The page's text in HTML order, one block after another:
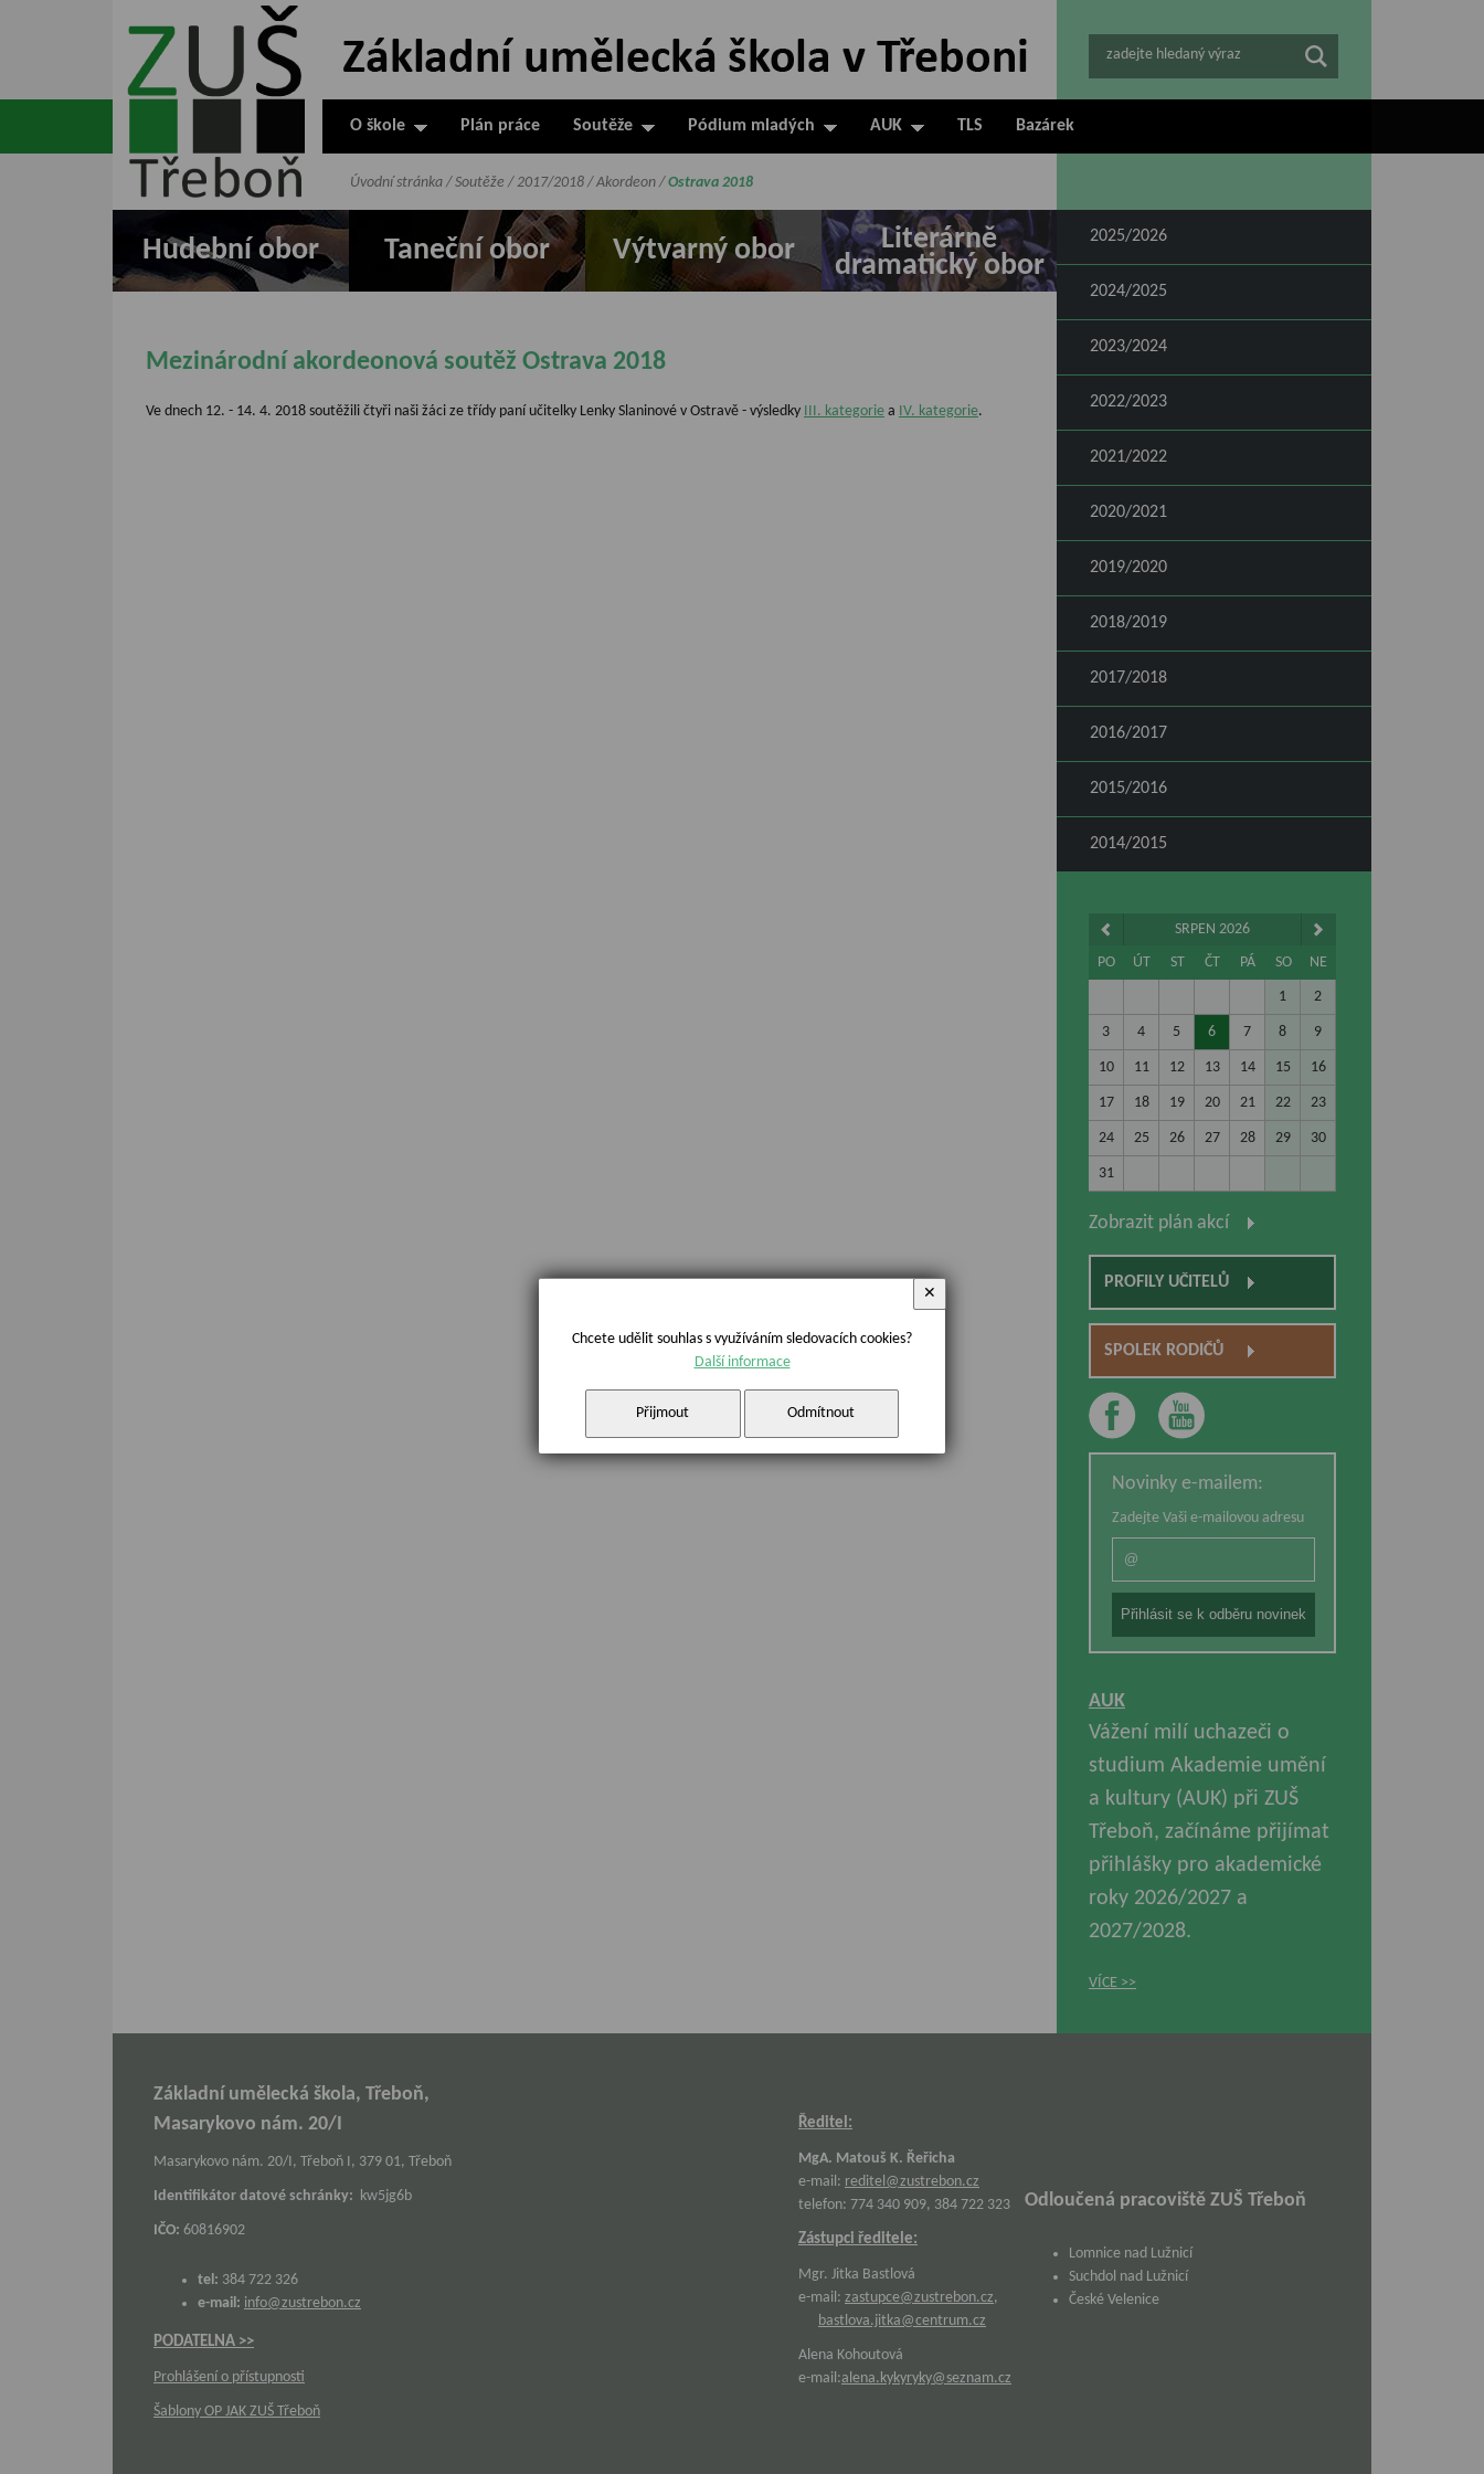
ZUŠ Třeboň -
Základní
umělecká škola
zadejte hledaný výraz
O škole Plán práce Soutěže Pódium mladých AUK TLS Bazárek
Hudební obor Taneční obor Výtvarný obor
Literárně
dramatický obor
Úvodní stránka / Soutěže / 2017/2018 / Akordeon / Ostrava 2018
Mezinárodní akordeonová soutěž Ostrava 2018
Ve dnech 12. - 14. 4. 2018 soutěžili čtyři naši žáci ze třídy paní učitelky Lenky Slaninové v Ostravě - výsledky III. kategorie a IV. kategorie.
2025/2026
2024/2025
2023/2024
2022/2023
2021/2022
2020/2021
2019/2020
2018/2019
2017/2018
2016/2017
2015/2016
2014/2015
SRPEN 2026
PO
ÚT ST ČT PÁ SO NE
1 2
3 4 5 6 7 8 9
10 11 12 13 14 15 16
17 18 19 20 21 22 23
24 25 26 27 28 29 30
31
Zobrazit plán akcí
PROFILY UČITELŮ
SPOLEK RODIČŮ
Novinky e-mailem:
Zadejte Vaši e-mailovou adresu
AUK
Vážení milí uchazeči o
studium Akademie umění
a kultury (AUK) při ZUŠ
Třeboň, začínáme přijímat
přihlášky pro akademické
roky 2026/2027 a
2027/2028.
VÍCE
Základní umělecká škola, Třeboň,
Masarykovo nám. 20/I
Masarykovo nám. 20/I, Třeboň I, 379 01, Třeboň
Identifikátor datové schránky: kw5jg6b
IČO: 60816902
tel: 384 722 326
e-mail: info@zustrebon.cz
PODATELNA >>
Prohlášení o přístupnosti
Šablony OP JAK ZUŠ Třeboň
Ředitel:
MgA. Matouš K. Řeřicha
e-mail: reditel@zustrebon.cz
telefon: 774 340 909, 384 722 323
Zástupci ředitele:
Mgr. Jitka Bastlová
e-mail: zastupce@zustrebon.cz,
bastlova.jitka@centrum.cz
Alena Kohoutová
e-mail:alena.kykyryky@seznam.cz
Odloučená pracoviště ZUŠ Třeboň
Lomnice nad Lužnicí
Suchdol nad Lužnicí
České Velenice
Chcete udělit souhlas s využíváním sledovacích cookies?
Další informace
Přijmout Odmítnout
✕